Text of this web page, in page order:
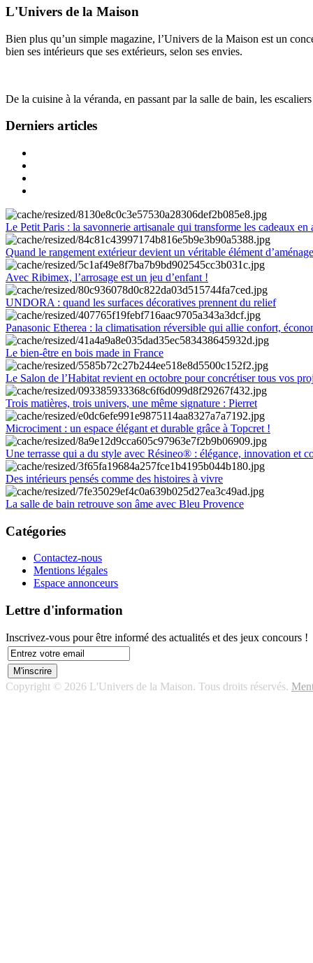
L'Univers de la Maison
Bien plus qu’un simple magazine, l’Univers de la Maison est un
bien ses intérieurs que ses extérieurs, selon ses envies.
De la cuisine à la véranda, en passant par la salle de bain, les
Derniers articles
Le Petit Paris : la savonnerie artisanale qui transforme les cadeaux en
Quand le rangement extérieur devient un véritable élément
Avec Ribimex, l’arrosage est un jeu d’enfant !
UNDORA : quand les surfaces décoratives prennent du relief
Panasonic Etherea : la climatisation réversible qui allie confort,
Le bien-être en bois made in France
Le Salon de l’Habitat revient en octobre pour concrétiser tous vos
Trois matières, trois univers, une même signature : Pierret
Microciment : un espace élégant et durable grâce à Topcret !
Une terrasse qui a du style avec Résineo® : élégance, innovation et
Des intérieurs pensés comme des histoires à vivre
La salle de bain retrouve son âme avec Bleu Provence
Catégories
Contactez-nous
Mentions légales
Espace annonceurs
Lettre d'information
Inscrivez-vous pour être informé des actualités et des jeux concours !
Copyright © 2026 L'Univers de la Maison. Tous droits réservés.